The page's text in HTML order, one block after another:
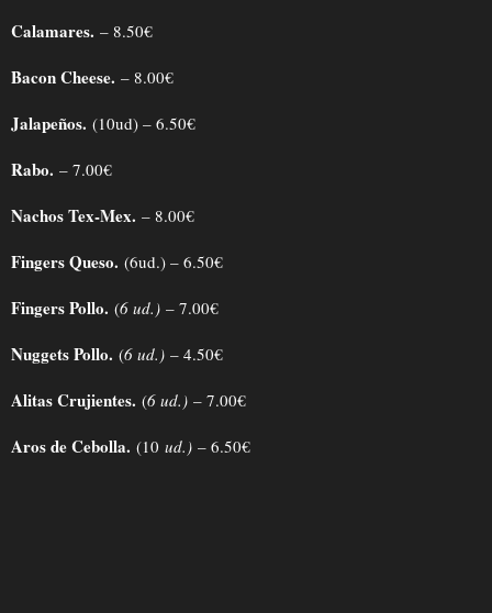
Calamares. – 8.50€
Bacon Cheese. – 8.00€
Jalapeños. (10ud) – 6.50€
Rabo. – 7.00€
Nachos Tex-Mex. – 8.00€
Fingers Queso. (6ud.) – 6.50€
Fingers Pollo. (6 ud.) – 7.00€
Nuggets Pollo. (6 ud.) – 4.50€
Alitas Crujientes. (6 ud.) – 7.00€
Aros de Cebolla. (10 ud.) – 6.50€